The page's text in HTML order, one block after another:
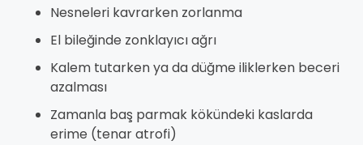
Nesneleri kavrarken zorlanma
El bileğinde zonklayıcı ağrı
Kalem tutarken ya da düğme iliklerken beceri
azalması
Zamanla baş parmak kökündeki kaslarda
erime (tenar atrofi)